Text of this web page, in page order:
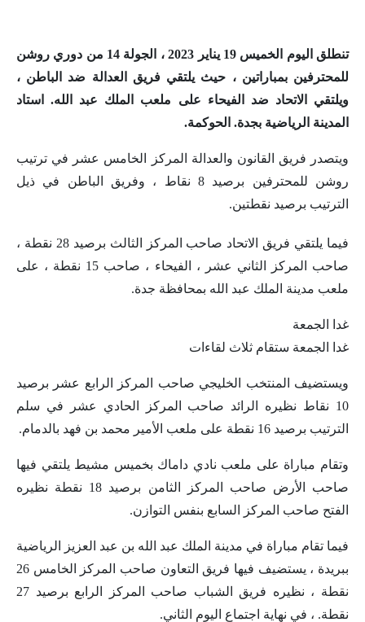
تنطلق اليوم الخميس 19 يناير 2023 ، الجولة 14 من دوري روشن
للمحترفين بمباراتين ، حيث يلتقي فريق العدالة ضد الباطن ،
ويلتقي الاتحاد ضد الفيحاء على ملعب الملك عبد الله. استاد
المدينة الرياضية بجدة. الحوكمة.
ويتصدر فريق القانون والعدالة المركز الخامس عشر في ترتيب
روشن للمحترفين برصيد 8 نقاط ، وفريق الباطن في ذيل
الترتيب برصيد نقطتين.
فيما يلتقي فريق الاتحاد صاحب المركز الثالث برصيد 28 نقطة ،
صاحب المركز الثاني عشر ، الفيحاء ، صاحب 15 نقطة ، على
ملعب مدينة الملك عبد الله بمحافظة جدة.
غدا الجمعة
غدا الجمعة ستقام ثلاث لقاءات
ويستضيف المنتخب الخليجي صاحب المركز الرابع عشر برصيد
10 نقاط نظيره الرائد صاحب المركز الحادي عشر في سلم
الترتيب برصيد 16 نقطة على ملعب الأمير محمد بن فهد بالدمام.
وتقام مباراة على ملعب نادي داماك بخميس مشيط يلتقي فيها
صاحب الأرض صاحب المركز الثامن برصيد 18 نقطة نظيره
الفتح صاحب المركز السابع بنفس التوازن.
فيما تقام مباراة في مدينة الملك عبد الله بن عبد العزيز الرياضية
ببريدة ، يستضيف فيها فريق التعاون صاحب المركز الخامس 26
نقطة ، نظيره فريق الشباب صاحب المركز الرابع برصيد 27
نقطة. ، في نهاية اجتماع اليوم الثاني.